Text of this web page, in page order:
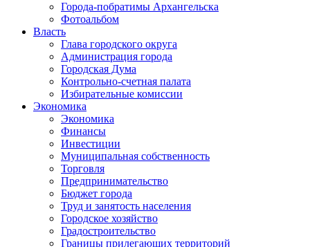
Города-побратимы Архангельска
Фотоальбом
Власть
Глава городского округа
Администрация города
Городская Дума
Контрольно-счетная палата
Избирательные комиссии
Экономика
Экономика
Финансы
Инвестиции
Муниципальная собственность
Торговля
Предпринимательство
Бюджет города
Труд и занятость населения
Городское хозяйство
Градостроительство
Границы прилегающих территорий